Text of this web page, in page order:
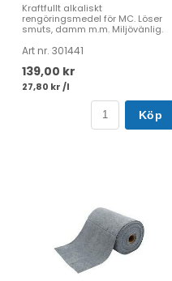
Kraftfullt alkaliskt
rengöringsmedel för MC. Löser
smuts, damm m.m. Miljövänlig.
Art nr. 301441
139,00 kr
27,80 kr /l
Köp